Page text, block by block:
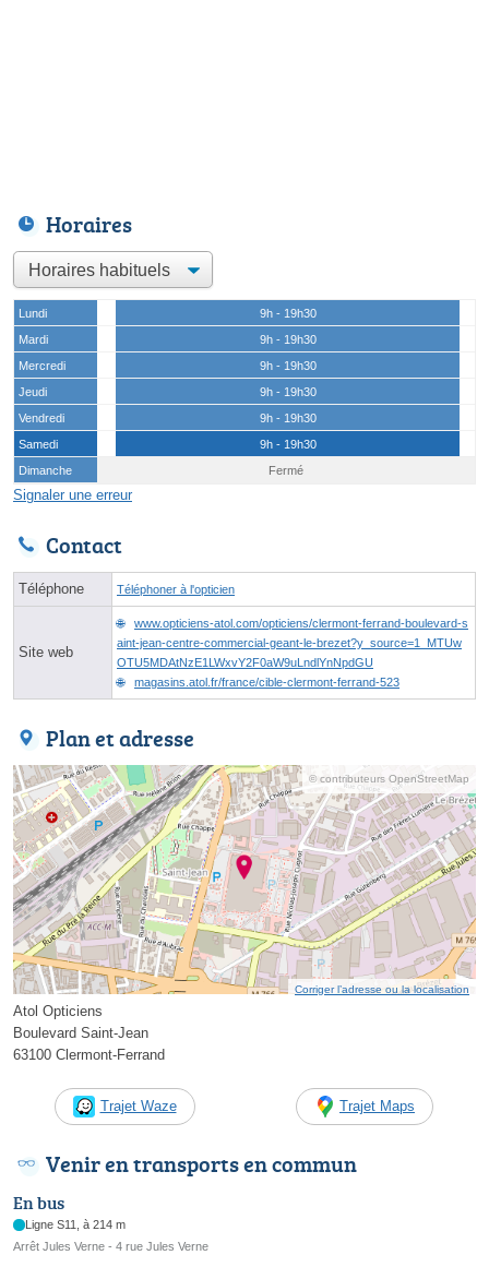
Horaires
Lundi
9h - 19h30
Mardi
9h - 19h30
Mercredi
9h - 19h30
Jeudi
9h - 19h30
Vendredi
9h - 19h30
Samedi
9h - 19h30
Dimanche
Fermé
Signaler une erreur
Contact
Téléphone Téléphoner à l'opticien
Site web
www.opticiens-atol.com/opticiens/clermont-ferrand-boulevard-s
aint-jean-centre-commercial-geant-le-brezet?y_source=1_MTUw
OTU5MDAtNzE1LWxvY2F0aW9uLndlYnNpdGU
magasins.atol.fr/france/cible-clermont-ferrand-523
Plan et adresse
© contributeurs OpenStreetMap
Corriger l’adresse ou la localisation
Atol Opticiens
Boulevard Saint-Jean
63100 Clermont-Ferrand
Trajet Waze Trajet Maps
Venir en transports en commun
En bus
Ligne S11, à 214 m
Arrêt Jules Verne - 4 rue Jules Verne